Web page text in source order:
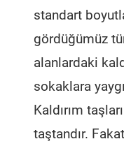
standart
gördüğümüz
alanlardaki
sokaklara
Kaldırım
taştandır. Fakat